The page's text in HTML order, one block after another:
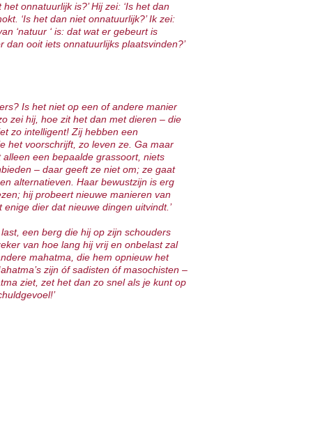
onnatuurlijk is?’ Hij zei: ‘Is het dan
‘Is het dan niet onnatuurlijk?’ Ik zei:
‘natuur ‘ is: dat wat er gebeurt is
ooit iets onnatuurlijks plaatsvinden?’
Is het niet op een of andere manier
zei hij, hoe zit het dan met dieren – die
zo intelligent! Zij hebben een
het voorschrijft, zo leven ze. Ga maar
een bepaalde grassoort, niets
– daar geeft ze niet om; ze gaat
alternatieven. Haar bewustzijn is erg
hij probeert nieuwe manieren van
dier dat nieuwe dingen uitvindt.’
een berg die hij op zijn schouders
van hoe lang hij vrij en onbelast zal
mahatma, die hem opnieuw het
zijn óf sadisten óf masochisten –
ziet, zet het dan zo snel als je kunt op